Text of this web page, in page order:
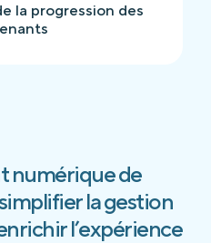
la progression des
numérique de
la gestion
l’expérience